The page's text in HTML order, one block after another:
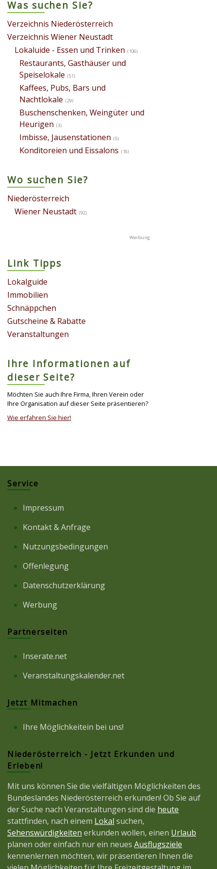
Was suchen Sie?
Verzeichnis Niederösterreich
Verzeichnis Wiener Neustadt
Lokaluide - Essen und Trinken (106)
Restaurants, Gasthäuser und
Speiselokale (51)
Kaffees, Pubs, Bars und
Nachtlokale (29)
Buschenschenken, Weingüter und
Heurigen (3)
Imbisse, Jausenstationen (5)
Konditoreien und Eissalons (18)
Wo suchen Sie?
Niederösterreich
Wiener Neustadt (92)
Link Tipps
Lokalguide
Immobilien
Schnäppchen
Gutscheine & Rabatte
Veranstaltungen
Ihre Informationen auf
dieser Seite?
Möchten Sie auch Ihre Firma, Ihren Verein oder
Ihre Organisation auf dieser Seite präsentieren?
Wie erfahren Sie hier!
Service
Impressum
Kontakt & Anfrage
Nutzungsbedingungen
Offenlegung
Datenschutzerklärung
Werbung
Partnerseiten
Inserate.net
Veranstaltungskalender.net
Jetzt Mitmachen
Ihre Möglichkeitein bei uns!
Niederösterreich - Jetzt Erkunden und
Erleben!
Mit uns können Sie die vielfältigen Möglichkeiten des
Bundeslandes Niederösterreich erkunden! Ob Sie auf
der Suche nach Veranstaltungen sind die heute
stattfinden, nach einem Lokal suchen,
Sehenswürdigkeiten erkunden wollen, einen Urlaub
planen oder einfach nur ein neues Ausflugsziele
kennenlernen möchten, wir präsentieren Ihnen die